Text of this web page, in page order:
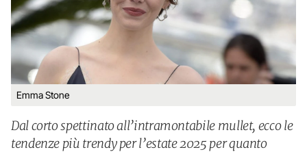
Emma Stone
Dal corto spettinato all’intramontabile mullet, ecco le
tendenze più trendy per l’estate 2025 per quanto